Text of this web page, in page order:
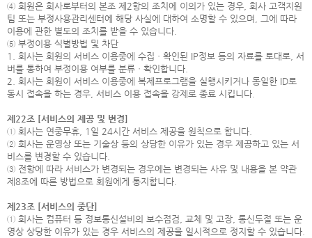
④ 회원은 회사로부터의 본조 제2항의 조치에 이의가 있는 경우, 회사 고객지원
팀 또는 부정사용관리센터에 해당 사실에 대하여 소명할 수 있으며, 그에 따라
이용에 관한 별도의 조치를 받을 수 있습니다.
⑤ 부정이용 식별방법 및 차단
1. 회사는 회원의 서비스 이용중에 수집ㆍ확인된 IP정보 등의 자료를 토대로, 서
버를 통하여 부정이용 여부를 분류ㆍ확인합니다.
2. 회사는 회원이 서비스 이용중에 복제프로그램을 실행시키거나 동일한 ID로
동시 접속을 하는 경우, 서비스 이용 접속을 강제로 종료 시킵니다.
제22조 [서비스의 제공 및 변경]
① 회사는 연중무휴, 1일 24시간 서비스 제공을 원칙으로 합니다.
② 회사는 운영상 또는 기술상 등의 상당한 이유가 있는 경우 제공하고 있는 서
비스를 변경할 수 있습니다.
③ 전항에 따라 서비스가 변경되는 경우에는 변경되는 사유 및 내용을 본 약관
제8조에 따른 방법으로 회원에게 통지합니다.
제23조 [서비스의 중단]
① 회사는 컴퓨터 등 정보통신설비의 보수점검, 교체 및 고장, 통신두절 또는 운
영상 상당한 이유가 있는 경우 서비스의 제공을 일시적으로 정지할 수 있습니다.